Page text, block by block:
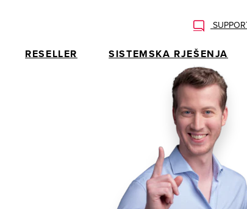
RESELLER SISTEMSKA RJEŠENJA